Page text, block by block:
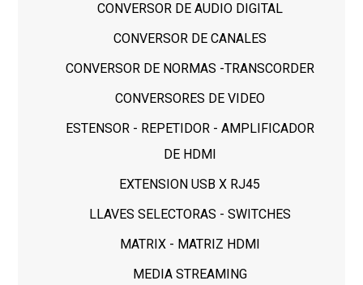
CONVERSOR DE AUDIO DIGITAL
CONVERSOR DE CANALES
CONVERSOR DE NORMAS -TRANSCORDER
CONVERSORES DE VIDEO
ESTENSOR - REPETIDOR - AMPLIFICADOR
DE HDMI
EXTENSION USB X RJ45
LLAVES SELECTORAS - SWITCHES
MATRIX - MATRIZ HDMI
MEDIA STREAMING